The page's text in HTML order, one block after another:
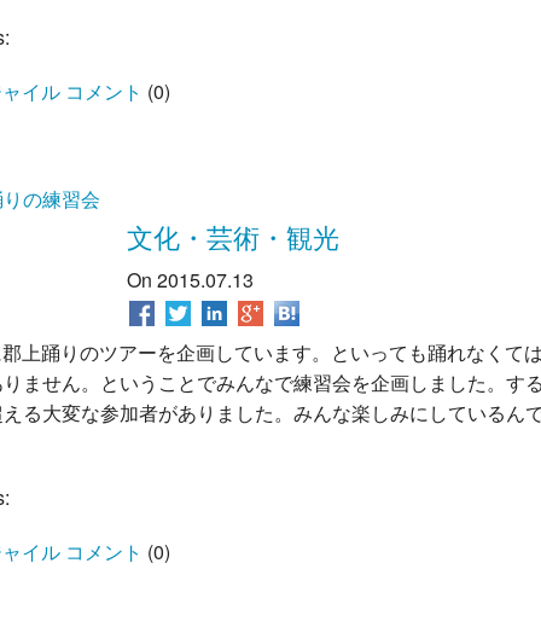
イル コメント (0)
の練習会
文化・芸術・観光
On 2015.07.13
上踊りのツアーを企画しています。といっても踊れなくて
ません。ということでみんなで練習会を企画しました。す
る大変な参加者がありました。みんな楽しみにしているん
イル コメント (0)